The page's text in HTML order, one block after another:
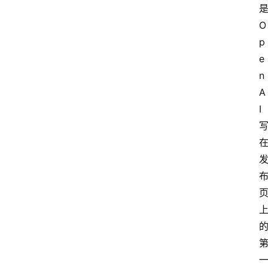
是
O
p
e
n
A
I
写
在
发
布
页
上
的
第
一